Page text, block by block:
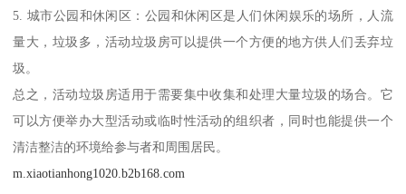
5. 城市公园和休闲区：公园和休闲区是人们休闲娱乐的场所，人流
量大，垃圾多，活动垃圾房可以提供一个方便的地方供人们丢弃垃
圾。
总之，活动垃圾房适用于需要集中收集和处理大量垃圾的场合。它
可以方便举办大型活动或临时性活动的组织者，同时也能提供一个
清洁整洁的环境给参与者和周围居民。
m.xiaotianhong1020.b2b168.com